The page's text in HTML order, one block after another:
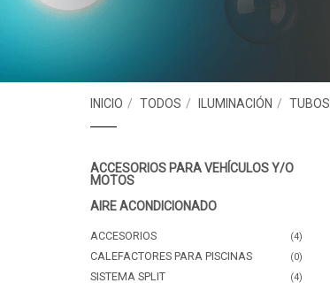
INICIO TODOS ILUMINACIÓN TUBOS
ACCESORIOS PARA VEHÍCULOS Y/O
MOTOS
AIRE ACONDICIONADO
ACCESORIOS (4)
CALEFACTORES PARA PISCINAS (0)
SISTEMA SPLIT (4)